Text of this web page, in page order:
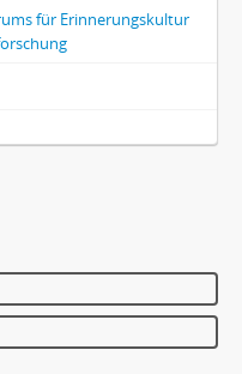
für Erinnerungskultur